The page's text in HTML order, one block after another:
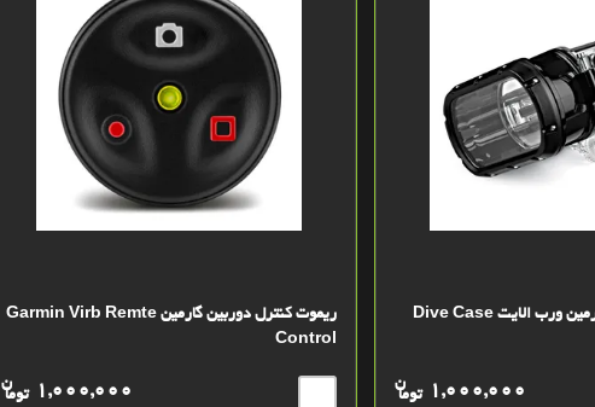
کیس محافظ دوربین گارمین ورب الایت Dive Case
توما
ن 1,000,000
ریموت کنترل دوربین گارمین Garmin Virb Remte
Control
توما
ن 1,000,000